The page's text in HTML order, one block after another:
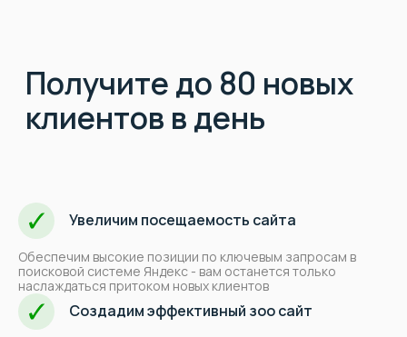
Увеличим посещаемость сайта
Обеспечим высокие позиции по ключевым запросам в
поисковой системе Яндекс - вам останется только
наслаждаться притоком новых клиентов
Создадим эффективный зоо сайт
атмосферу комфортного
партнерства, которая позволит вам
сосредоточиться на обслуживании
клиентов. Мы возьмем на себя все
Оставить заявку →
Руководитель отдела
специалист по
по версии Топвизор